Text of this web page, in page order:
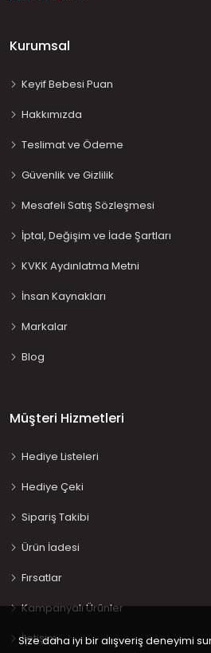
Kurumsal
Keyif Bebesi Puan
Hakkımızda
Teslimat ve Ödeme
Güvenlik ve Gizlilik
Mesafeli Satış Sözleşmesi
İptal, Değişim ve İade Şartları
KVKK Aydınlatma Metni
İnsan Kaynakları
Markalar
Blog
Müşteri Hizmetleri
Hediye Listeleri
Hediye Çeki
Sipariş Takibi
Ürün İadesi
Fırsatlar
Kampanyalı Ürünler
İletişim
Size daha iyi bir alışveriş deneyimi